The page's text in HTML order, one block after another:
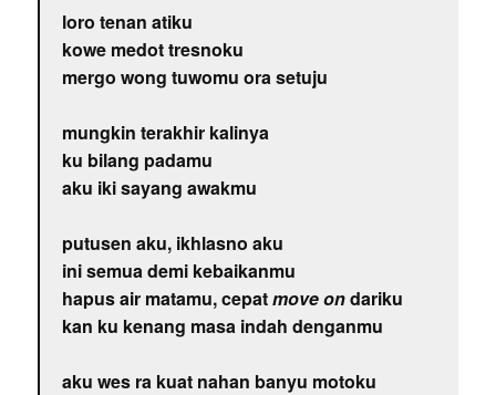
loro tenan atiku
kowe medot tresnoku
mergo wong tuwomu ora setuju
mungkin terakhir kalinya
ku bilang padamu
aku iki sayang awakmu
putusen aku, ikhlasno aku
ini semua demi kebaikanmu
hapus air matamu, cepatmove ondariku
kan ku kenang masa indah denganmu
aku wes ra kuat nahan banyu motoku